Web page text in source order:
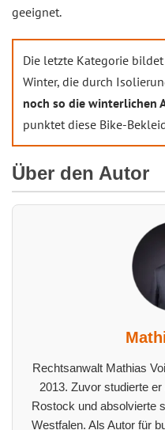
geeignet.
Die letzte Kategorie
Winter, die durch
noch so die winterlichen
punktet diese Bike-
Über den Autor
Rechtsanwalt Mathias
2013. Zuvor studierte
Rostock und absolvierte
Westfalen. Als Autor für